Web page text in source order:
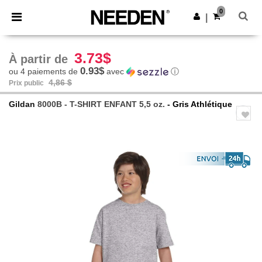
× Appli Needen
Meilleurs prix sur l’app !
Obtenir l'appli
0
À partir de 3.73$
ou 4 paiements de 0.93$avec ⓘ
Prix public 4,86 $
Gildan 8000B - T-SHIRT ENFANT 5,5 oz. - Gris Athlétique